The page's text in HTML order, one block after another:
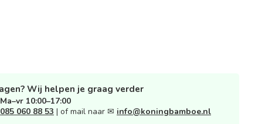
Wij helpen je graag verder
Ma–vr 10:00–17:00
085 060 88 53 | of mail naar ✉ info@koningbamboe.nl